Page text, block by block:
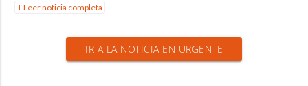
+ Leer noticia completa
IR A LA NOTICIA EN URGENTE